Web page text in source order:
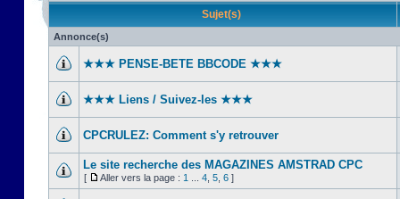
Sujet(s)
Annonce(s)
★★★ PENSE-BETE BBCODE ★★★
★★★ Liens / Suivez-les ★★★
CPCRULEZ: Comment s'y retrouver‎
Le site recherche des MAGAZINES AMSTRAD CPC
[ Aller vers la page : 1 4 5 6 ]